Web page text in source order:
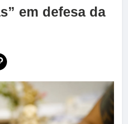
em defesa da